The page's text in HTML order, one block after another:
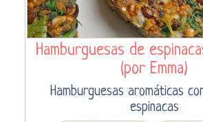
Hamburguesas de
(por Emma)
Hamburguesas aromáticas
espinacas